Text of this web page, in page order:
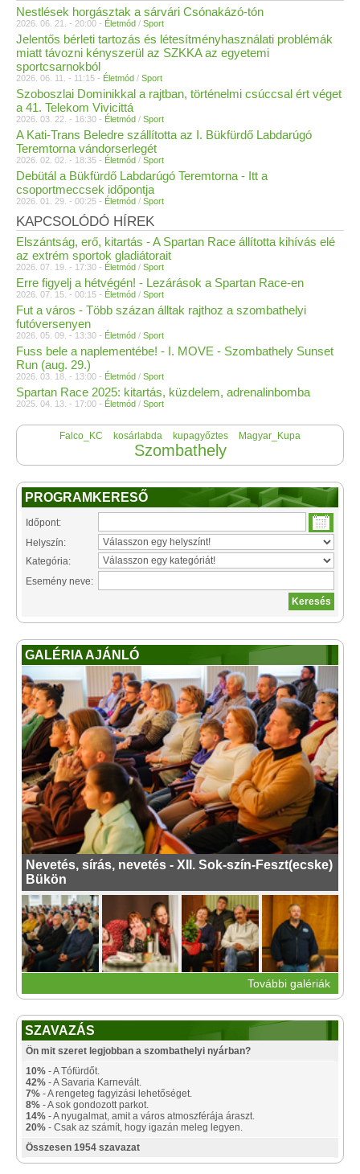
Nestlések horgásztak a sárvári Csónakázó-tón
2026. 06. 21. - 20:00 - Életmód / Sport
Jelentős bérleti tartozás és létesítményhasználati problémák
miatt távozni kényszerül az SZKKA az egyetemi
sportcsarnokból
2026. 06. 11. - 11:15 - Életmód / Sport
Szoboszlai Dominikkal a rajtban, történelmi csúccsal ért véget
a 41. Telekom Vivicittá
2026. 03. 22. - 16:30 - Életmód / Sport
A Kati-Trans Beledre szállította az I. Bükfürdő Labdarúgó
Teremtorna vándorserlegét
2026. 02. 02. - 18:35 - Életmód / Sport
Debütál a Bükfürdő Labdarúgó Teremtorna - Itt a
csoportmeccsek időpontja
2026. 01. 29. - 00:25 - Életmód / Sport
KAPCSOLÓDÓ HÍREK
Elszántság, erő, kitartás - A Spartan Race állította kihívás elé
az extrém sportok gladiátorait
2026. 07. 19. - 17:30 - Életmód / Sport
Erre figyelj a hétvégén! - Lezárások a Spartan Race-en
2026. 07. 15. - 00:15 - Életmód / Sport
Fut a város - Több százan álltak rajthoz a szombathelyi
futóversenyen
2026. 05. 09. - 13:30 - Életmód / Sport
Fuss bele a naplementébe! - I. MOVE - Szombathely Sunset
Run (aug. 29.)
2026. 03. 18. - 13:00 - Életmód / Sport
Spartan Race 2025: kitartás, küzdelem, adrenalinbomba
2025. 04. 13. - 17:00 - Életmód / Sport
Falco_KC kosárlabda kupagyőztes Magyar_Kupa
Szombathely
PROGRAMKERESŐ
Időpont:
Helyszín:
Kategória:
Esemény neve:
GALÉRIA AJÁNLÓ
Nevetés, sírás, nevetés - XII. Sok-szín-Feszt(ecske)
Bükön
További galériák
SZAVAZÁS
Ön mit szeret legjobban a szombathelyi nyárban?
10% - A Tófürdőt.
42% - A Savaria Karnevált.
7% - A rengeteg fagyizási lehetőséget.
8% - A sok gondozott parkot.
14% - A nyugalmat, amit a város atmoszférája áraszt.
20% - Csak az számít, hogy igazán meleg legyen.
Összesen 1954 szavazat